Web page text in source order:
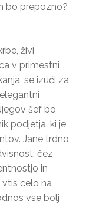
bo prepozno?
živi
v primestni
se izuči za
šef bo
podjetja, ki je
Jane trdno
čez
in
celo na
vse bolj